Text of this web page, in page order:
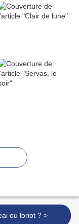
Geai ou loriot ? >